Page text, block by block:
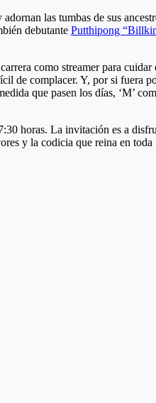
las tumbas de sus
debutante Putthipong
como streamer para
de complacer. Y, por si fuera
que pasen los días, ‘M’
horas. La invitación es a
y la codicia que reina en